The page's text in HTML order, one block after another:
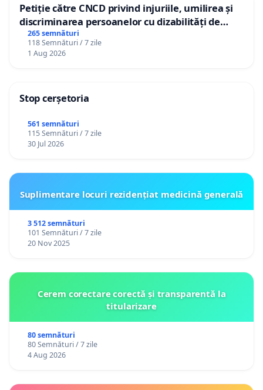
Petiție către CNCD privind injuriile, umilirea și
discriminarea persoanelor cu dizabilități de
către utilizatorul TikTok „Gorici”
265 semnături
118 Semnături / 7 zile
1 Aug 2026
Stop cerșetoria
561 semnături
115 Semnături / 7 zile
30 Jul 2026
Suplimentare locuri rezidențiat medicină generală
3 512 semnături
101 Semnături / 7 zile
20 Nov 2025
Cerem corectare corectă și transparentă la
titularizare
80 semnături
80 Semnături / 7 zile
4 Aug 2026